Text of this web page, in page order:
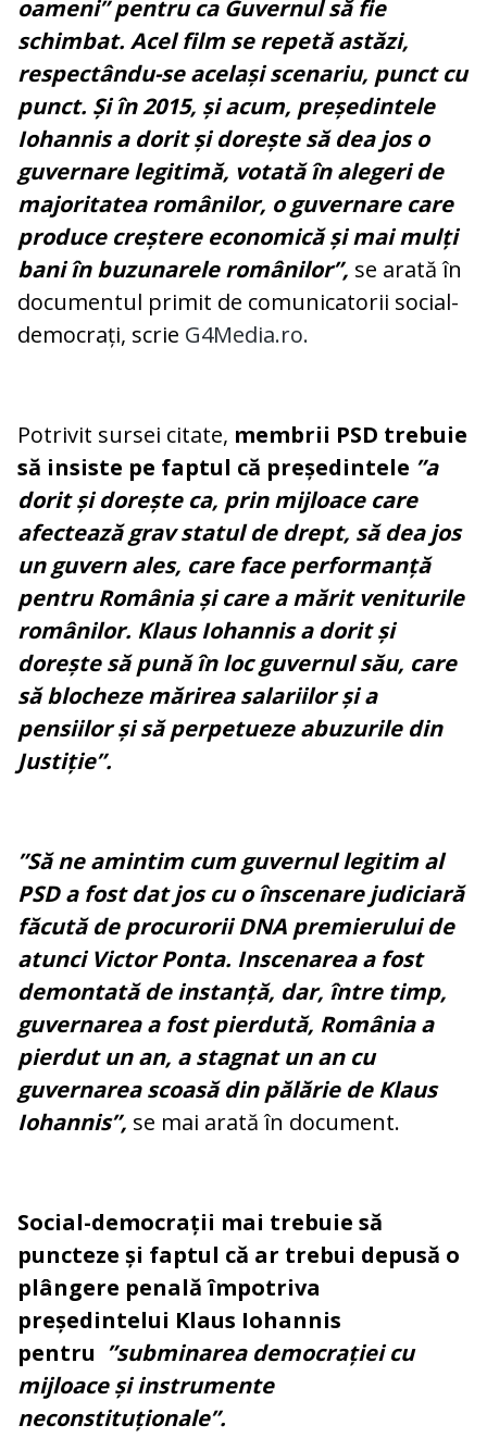
oameni” pentru ca Guvernul să fie
schimbat. Acel film se repetă astăzi,
respectându-se același scenariu, punct cu
punct. Și în 2015, și acum, președintele
Iohannis a dorit și dorește să dea jos o
guvernare legitimă, votată în alegeri de
majoritatea românilor, o guvernare care
produce creștere economică și mai mulți
bani în buzunarele românilor”, se arată în
documentul primit de comunicatorii social-
democrați, scrie G4Media.ro.
Potrivit sursei citate, membrii PSD trebuie
să insiste pe faptul că președintele ”a
dorit și dorește ca, prin mijloace care
afectează grav statul de drept, să dea jos
un guvern ales, care face performanță
pentru România și care a mărit veniturile
românilor. Klaus Iohannis a dorit și
dorește să pună în loc guvernul său, care
să blocheze mărirea salariilor și a
pensiilor și să perpetueze abuzurile din
Justiție”.
”Să ne amintim cum guvernul legitim al
PSD a fost dat jos cu o înscenare judiciară
făcută de procurorii DNA premierului de
atunci Victor Ponta. Inscenarea a fost
demontată de instanță, dar, între timp,
guvernarea a fost pierdută, România a
pierdut un an, a stagnat un an cu
guvernarea scoasă din pălărie de Klaus
Iohannis”, se mai arată în document.
Social-democrații mai trebuie să
puncteze și faptul că ar trebui depusă o
plângere penală împotriva
președintelui Klaus Iohannis
pentru ”subminarea democrației cu
mijloace și instrumente
neconstituționale”.